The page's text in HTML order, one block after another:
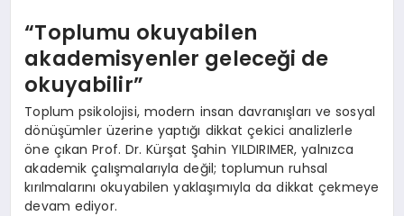
“Toplumu okuyabilen
akademisyenler geleceği de
okuyabilir”
Toplum psikolojisi, modern insan davranışları ve sosyal
dönüşümler üzerine yaptığı dikkat çekici analizlerle
öne çıkan Prof. Dr. Kürşat Şahin YILDIRIMER, yalnızca
akademik çalışmalarıyla değil; toplumun ruhsal
kırılmalarını okuyabilen yaklaşımıyla da dikkat çekmeye
devam ediyor.